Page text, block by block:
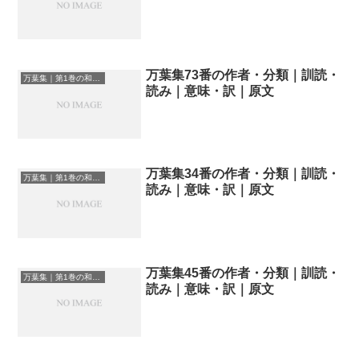
万葉集73番の作者・分類｜訓読・
読み｜意味・訳｜原文
万葉集34番の作者・分類｜訓読・
読み｜意味・訳｜原文
万葉集45番の作者・分類｜訓読・
読み｜意味・訳｜原文